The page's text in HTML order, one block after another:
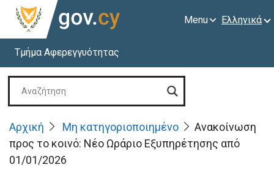
Ελληνικά
Τμήμα Αφερεγγυότητας
Menu
Αρχική Μη κατηγοριοποιημένο
Ανακοίνωση
προς το κοινό: Νέο Ωράριο Εξυπηρέτησης από
01/01/2026